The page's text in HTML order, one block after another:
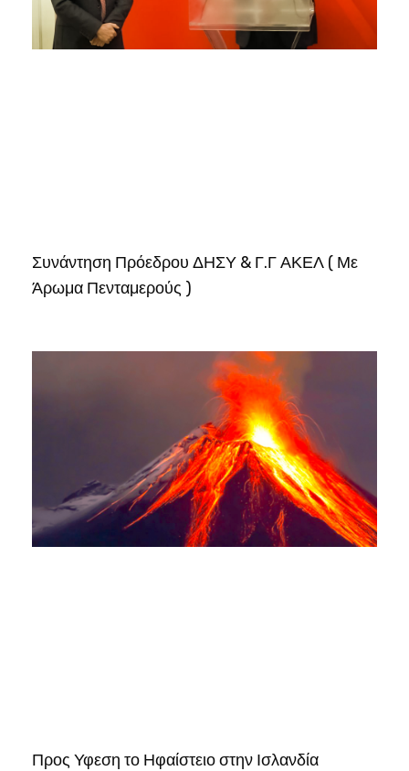
Συνάντηση Πρόεδρου ΔΗΣΥ & Γ.Γ ΑΚΕΛ ( Με
Άρωμα Πενταμερούς )
Προς Υφεση το Ηφαίστειο στην Ισλανδία